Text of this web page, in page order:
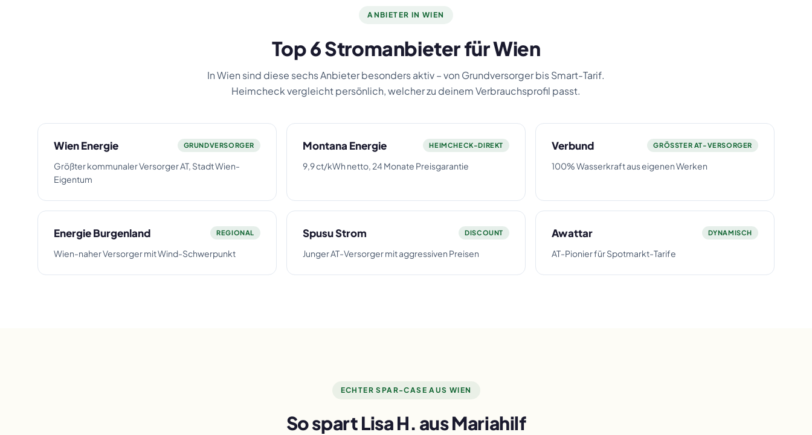
ANBIETER IN WIEN
Top 6 Stromanbieter für Wien
In Wien sind diese sechs Anbieter besonders aktiv – von Grundversorger bis Smart-Tarif.
Heimcheck vergleicht persönlich, welcher zu deinem Verbrauchsprofil passt.
Wien Energie GRUNDVERSORGER
Größter kommunaler Versorger AT, Stadt Wien-
Eigentum
Montana Energie HEIMCHECK-DIREKT
9,9 ct/kWh netto, 24 Monate Preisgarantie
Verbund GRÖSSTER AT-VERSORGER
100% Wasserkraft aus eigenen Werken
Energie Burgenland REGIONAL
Wien-naher Versorger mit Wind-Schwerpunkt
Spusu Strom DISCOUNT
Junger AT-Versorger mit aggressiven Preisen
Awattar DYNAMISCH
AT-Pionier für Spotmarkt-Tarife
ECHTER SPAR-CASE AUS WIEN
So spart Lisa H. aus Mariahilf